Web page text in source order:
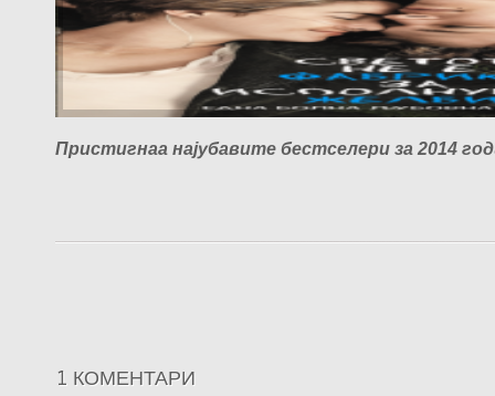
Пристигнаа најубавите бестселери за 2014
1 КОМЕНТАРИ